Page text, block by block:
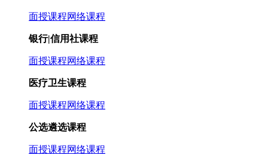
面授课程网络课程
银行|信用社课程
面授课程网络课程
医疗卫生课程
面授课程网络课程
公选遴选课程
面授课程网络课程